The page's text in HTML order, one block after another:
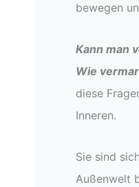
bewegen
Kann man
Wie
diese
Inneren.
Sie sind
Außenwelt